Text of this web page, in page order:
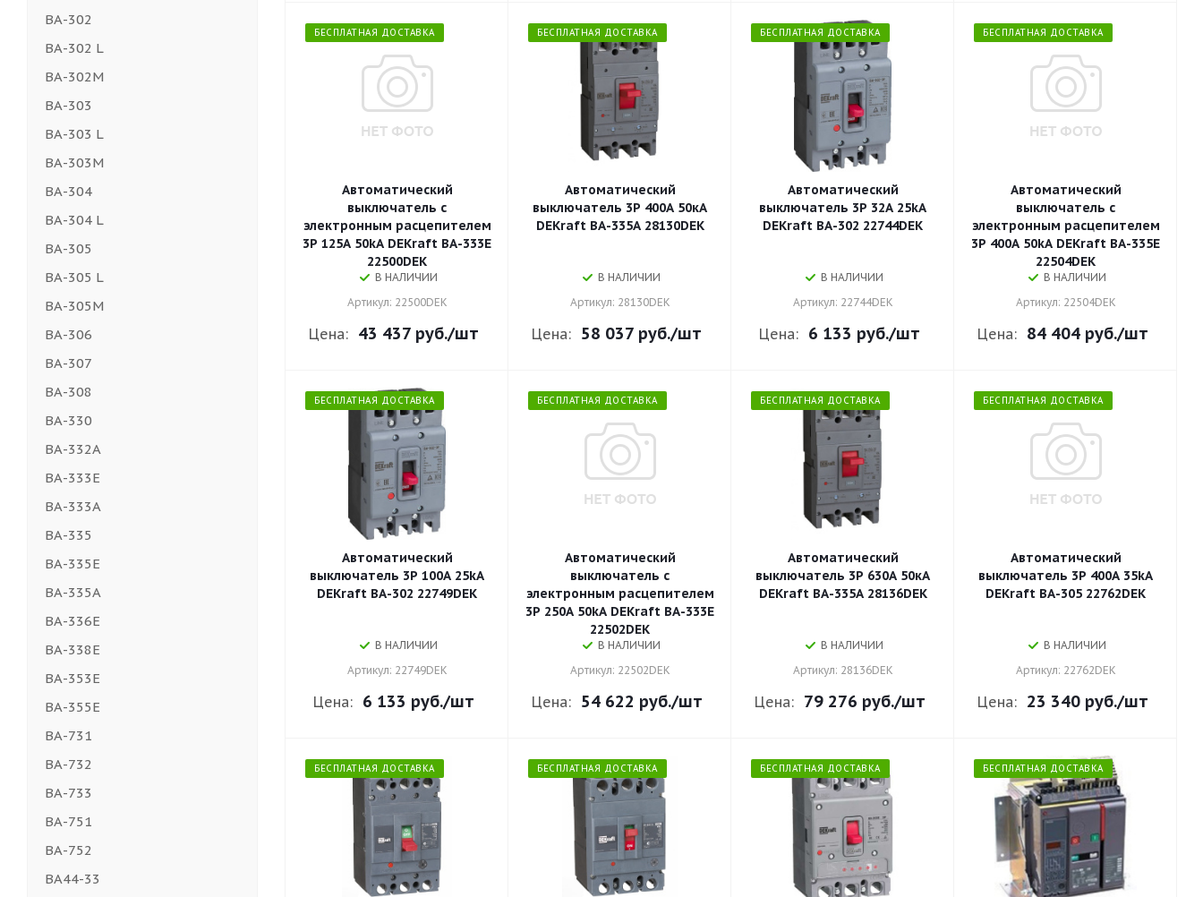
БЕСПЛАТНАЯ ДОСТАВКА
Автоматический
выключатель с
электронным расцепителем
3P 125A 50kA DEKraft ВА-333E
22500DEK
В НАЛИЧИИ
Артикул: 22500DEK
Цена: 43 437 руб./шт
БЕСПЛАТНАЯ ДОСТАВКА
Автоматический
выключатель 3P 400A 50кА
DEKraft ВА-335А 28130DEK
В НАЛИЧИИ
Артикул: 28130DEK
Цена: 58 037 руб./шт
БЕСПЛАТНАЯ ДОСТАВКА
Автоматический
выключатель 3P 32A 25kA
DEKraft ВА-302 22744DEK
В НАЛИЧИИ
Артикул: 22744DEK
Цена: 6 133 руб./шт
БЕСПЛАТНАЯ ДОСТАВКА
Автоматический
выключатель с
электронным расцепителем
3P 400A 50kA DEKraft ВА-335E
22504DEK
В НАЛИЧИИ
Артикул: 22504DEK
Цена: 84 404 руб./шт
БЕСПЛАТНАЯ ДОСТАВКА
Автоматический
выключатель 3P 100A 25kA
DEKraft ВА-302 22749DEK
В НАЛИЧИИ
Артикул: 22749DEK
Цена: 6 133 руб./шт
БЕСПЛАТНАЯ ДОСТАВКА
Автоматический
выключатель с
электронным расцепителем
3P 250A 50kA DEKraft ВА-333E
22502DEK
В НАЛИЧИИ
Артикул: 22502DEK
Цена: 54 622 руб./шт
БЕСПЛАТНАЯ ДОСТАВКА
Автоматический
выключатель 3P 630A 50кА
DEKraft ВА-335А 28136DEK
В НАЛИЧИИ
Артикул: 28136DEK
Цена: 79 276 руб./шт
БЕСПЛАТНАЯ ДОСТАВКА
Автоматический
выключатель 3P 400A 35kA
DEKraft ВА-305 22762DEK
В НАЛИЧИИ
Артикул: 22762DEK
Цена: 23 340 руб./шт
БЕСПЛАТНАЯ ДОСТАВКА БЕСПЛАТНАЯ ДОСТАВКА БЕСПЛАТНАЯ ДОСТАВКА БЕСПЛАТНАЯ ДОСТАВКА
ВА-302
ВА-302 L
ВА-302М
ВА-303
ВА-303 L
ВА-303М
ВА-304
ВА-304 L
ВА-305
ВА-305 L
ВА-305М
ВА-306
ВА-307
ВА-308
ВА-330
ВА-332А
ВА-333E
ВА-333А
ВА-335
ВА-335E
ВА-335А
ВА-336E
ВА-338E
ВА-353E
ВА-355E
ВА-731
ВА-732
ВА-733
ВА-751
ВА-752
ВА44-33